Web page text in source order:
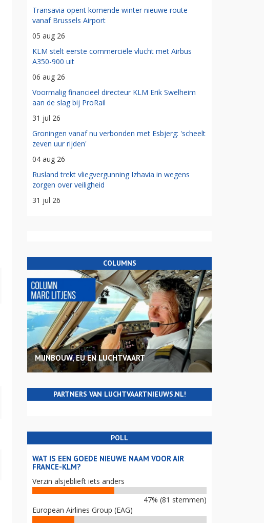
Transavia opent komende winter nieuwe route
vanaf Brussels Airport
05 aug 26
KLM stelt eerste commerciële vlucht met Airbus
A350-900 uit
06 aug 26
Voormalig financieel directeur KLM Erik Swelheim
aan de slag bij ProRail
31 jul 26
Groningen vanaf nu verbonden met Esbjerg: 'scheelt
zeven uur rijden'
04 aug 26
Rusland trekt vliegvergunning Izhavia in wegens
zorgen over veiligheid
31 jul 26
COLUMNS
MIJNBOUW, EU EN LUCHTVAART
PARTNERS VAN LUCHTVAARTNIEUWS.NL!
POLL
WAT IS EEN GOEDE NIEUWE NAAM VOOR AIR
FRANCE-KLM?
Verzin alsjeblieft iets anders
47% (81 stemmen)
European Airlines Group (EAG)